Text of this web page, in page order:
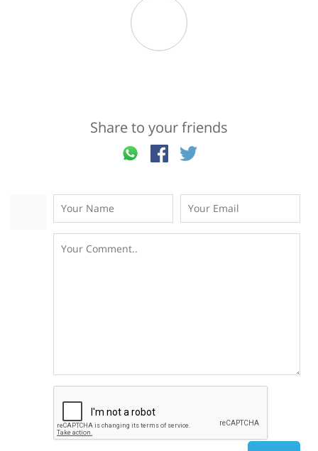
Share to your friends